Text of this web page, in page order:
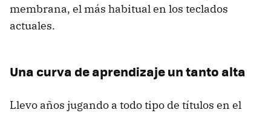
membrana, el más habitual en los teclados
actuales.
Una curva de aprendizaje un tanto alta
Llevo años jugando a todo tipo de títulos en el